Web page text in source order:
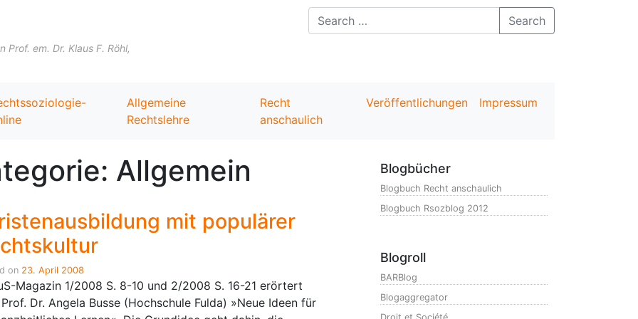
em. Dr. Klaus F. Röhl,
Search
Allgemeine
Rechtslehre
Recht
anschaulich
Veröffentlichungen Impressum
Allgemein
mit populärer
on 23. April 2008
Magazin 1/2008 S. 8-10 und 2/2008 S. 16-21 erörtert
Dr. Angela Busse (Hochschule Fulda) »Neue Ideen für
Blogbücher
Blogbuch Recht anschaulich
Blogbuch Rsozblog 2012
Blogroll
BARBlog
Blogaggregator